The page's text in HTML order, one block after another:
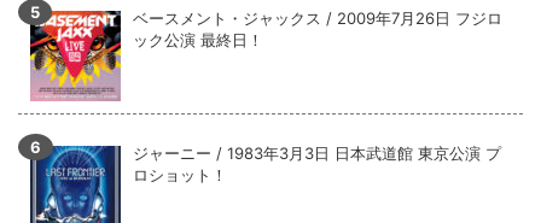
ベースメント・ジャックス / 2009年7月26日 フジロ
ック公演 最終日！
ジャーニー / 1983年3月3日 日本武道館 東京公演 プ
ロショット！